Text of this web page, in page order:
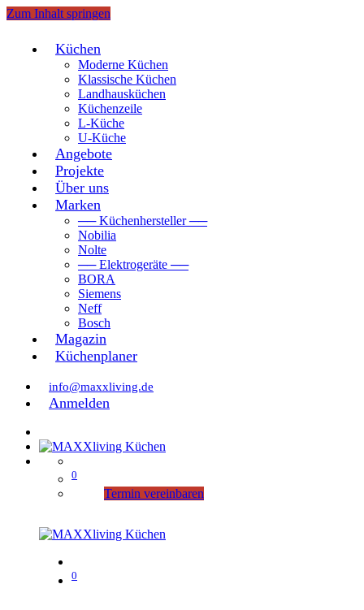
Zum Inhalt springen
Küchen
Moderne Küchen
Klassische Küchen
Landhausküchen
Küchenzeile
L-Küche
U-Küche
Angebote
Projekte
Über uns
Marken
── Küchenhersteller ──
Nobilia
Nolte
── Elektrogeräte ──
BORA
Siemens
Neff
Bosch
Magazin
Küchenplaner
info@maxxliving.de
Anmelden
0
Termin vereinbaren
0